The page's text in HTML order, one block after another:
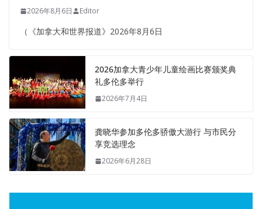
2026年8月6日 Editor
（《加拿大和世界报道》2026年8月6日
2026加拿大青少年儿童绘画比赛颁奖典
礼多伦多举行
2026年7月4日
龚晓华参加多伦多骄傲大游行 与市民分
享竞选理念
2026年6月28日